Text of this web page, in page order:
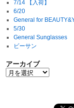
7/14 【入荷】
6/20
General for
5/30
General Sunglasses
ビーサン
アーカイブ